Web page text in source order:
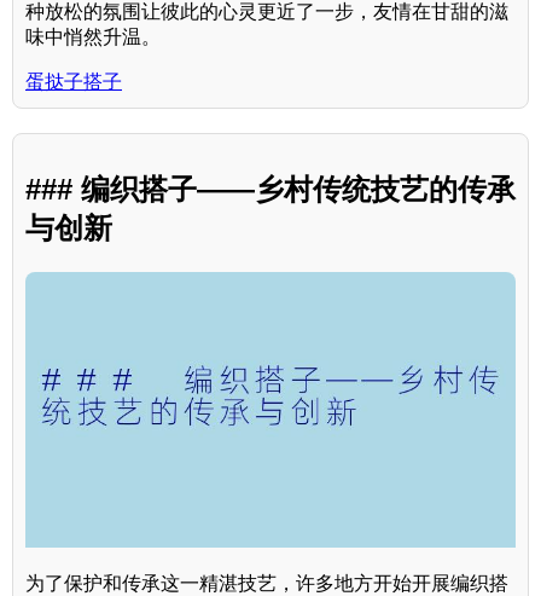
种放松的氛围让彼此的心灵更近了一步，友情在甘甜的滋
味中悄然升温。
蛋挞子搭子
### 编织搭子——乡村传统技艺的传承
与创新
为了保护和传承这一精湛技艺，许多地方开始开展编织搭